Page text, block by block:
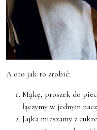
A oto jak to zrobić:
Mąkę, proszek do
łączymy w jednym
Jajka mieszamy z